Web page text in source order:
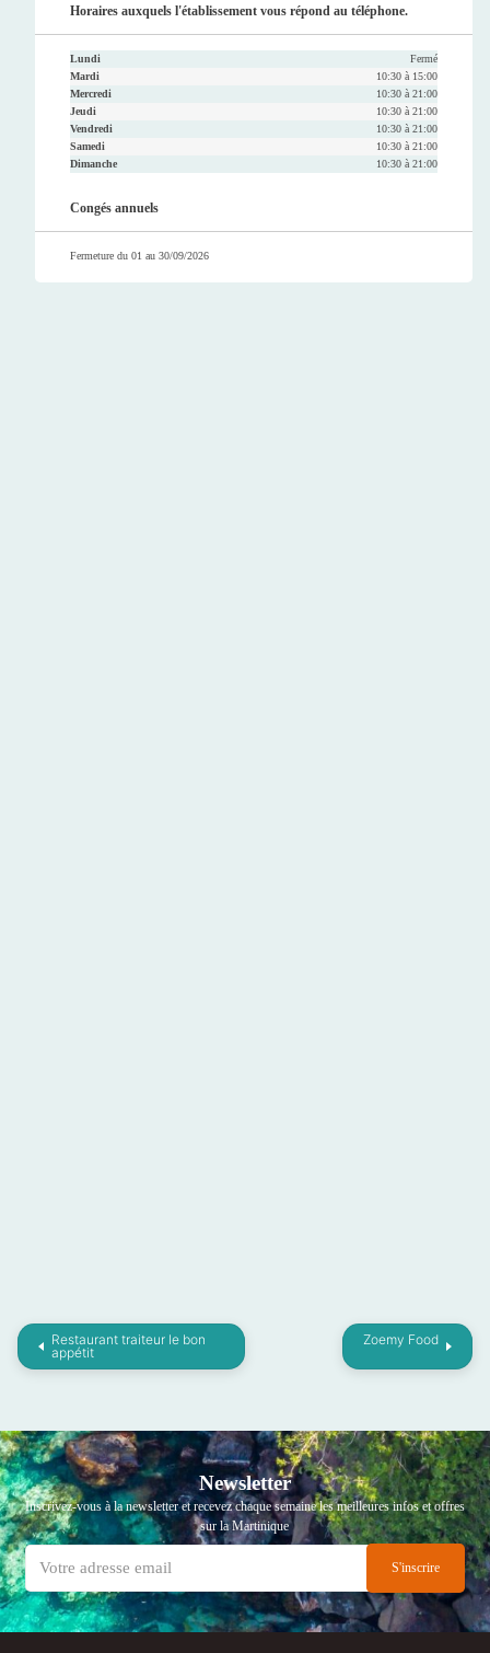
ook
er
be
ram
Horaires auxquels l'établissement vous répond au téléphone.
Lundi
Fermé
Mardi
10:30 à 15:00
Mercredi
10:30 à 21:00
Jeudi
10:30 à 21:00
Vendredi
10:30 à 21:00
Samedi
10:30 à 21:00
Dimanche
10:30 à 21:00
Congés annuels
Fermeture du 01 au 30/09/2026
Restaurant traiteur le bon
appétit
Zoemy Food
Newsletter
Inscrivez-vous à la newsletter et recevez chaque semaine les meilleures infos et offres
sur la Martinique